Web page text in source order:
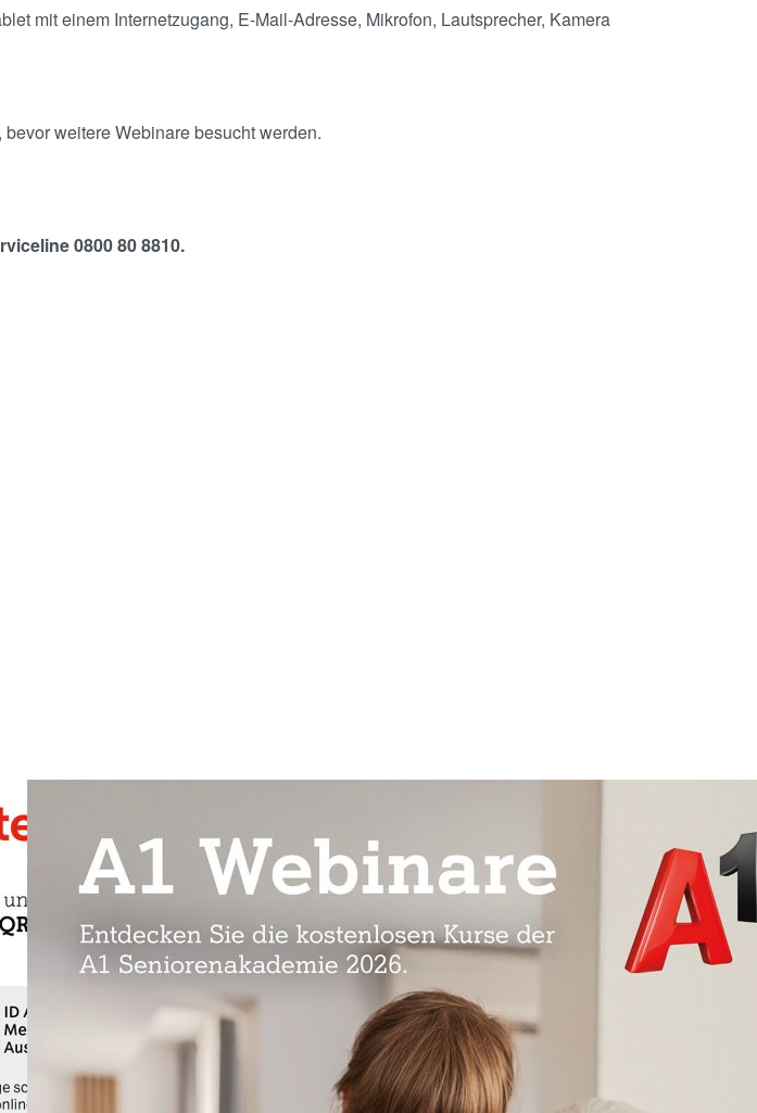
mit einem Internetzugang, E-Mail-Adresse, Mikrofon, Lautsprecher, Kamera
weitere Webinare besucht werden.
0800 80 8810.